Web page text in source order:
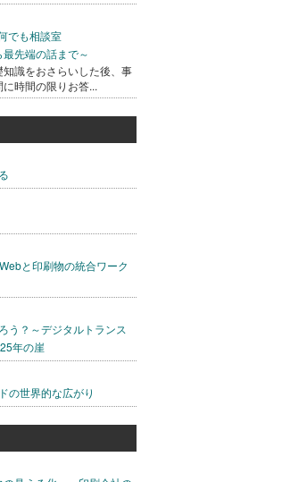
でも相談室
先端の話まで～
識をおさらいした後、事
時間の限りお答...
と印刷物の統合ワーク
う？～デジタルトランス
年の崖
の世界的な広がり